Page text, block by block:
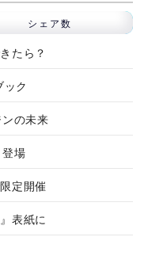
シェア数
たら？
ク
の未来
場
定開催
表紙に